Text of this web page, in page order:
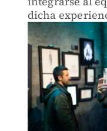
dicha